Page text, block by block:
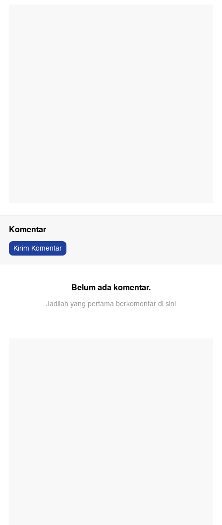
Komentar
Kirim Komentar
Belum ada komentar.
Jadilah yang pertama berkomentar di sini